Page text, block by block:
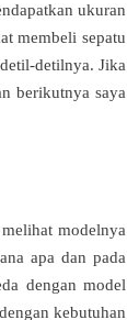
ukuran
membeli sepatu
detilnya. Jika
berikutnya saya
modelnya
apa dan pada
dengan model
kebutuhan